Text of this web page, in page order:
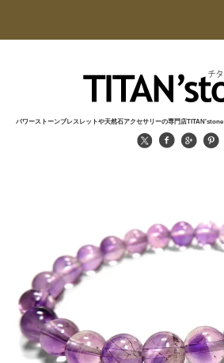
パワーストーンブレスレットや天然石アクセサリーの専門店TITAN'stone